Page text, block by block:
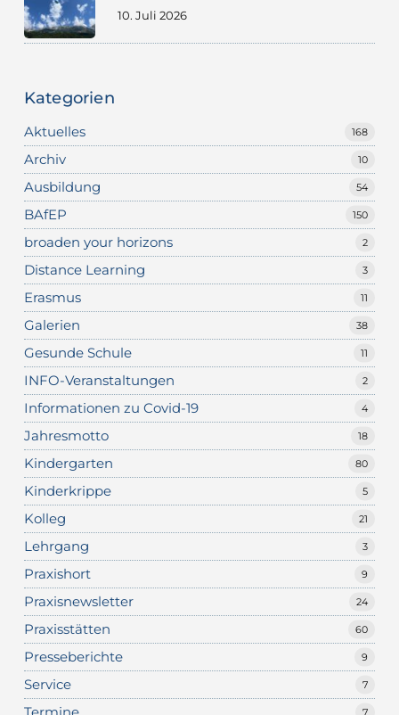
10. Juli 2026
Kategorien
Aktuelles 168
Archiv 10
Ausbildung 54
BAfEP 150
broaden your horizons 2
Distance Learning 3
Erasmus 11
Galerien 38
Gesunde Schule 11
INFO-Veranstaltungen 2
Informationen zu Covid-19 4
Jahresmotto 18
Kindergarten 80
Kinderkrippe 5
Kolleg 21
Lehrgang 3
Praxishort 9
Praxisnewsletter 24
Praxisstätten 60
Presseberichte 9
Service 7
7